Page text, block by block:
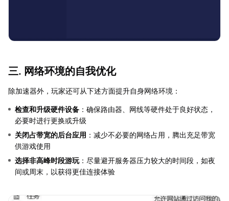
三. 网络环境的自我优化
除加速器外，玩家还可从下述方面提升自身网络环境：
检查和升级硬件设备 ：确保路由器、网线等硬件处于良好状态，
必要时进行更换或升级
关闭占带宽的后台应用 ：减少不必要的网络占用，腾出充足带宽
供游戏使用
选择非高峰时段游玩：尽量避开服务器压力较大的时间段，如夜
间或周末，以获得更佳连接体验